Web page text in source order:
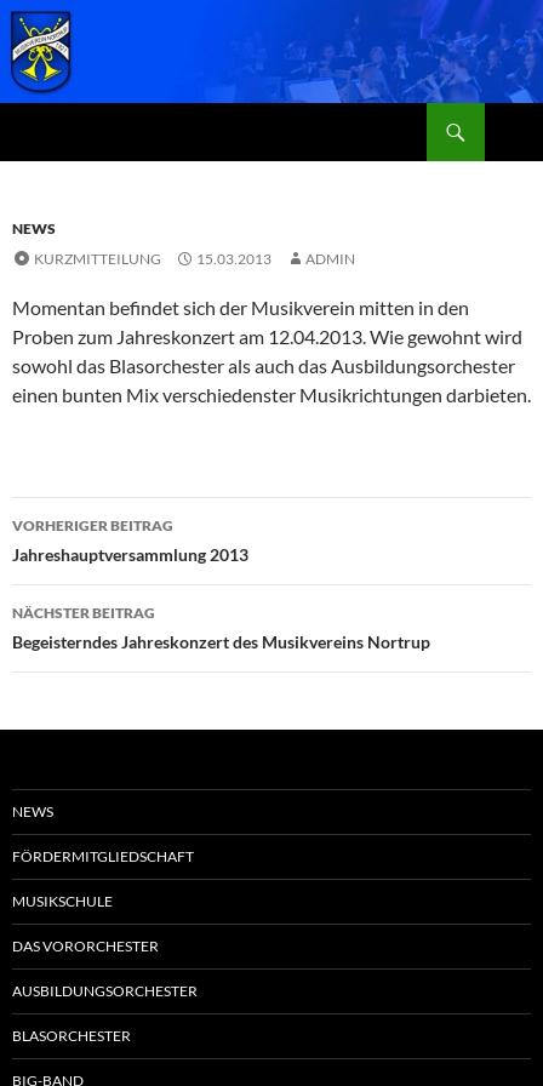
Zum
Inhalt
springen
NEWS
KURZMITTEILUNG
15.03.2013 ADMIN
Momentan befindet sich der Musikverein mitten in den
Proben zum Jahreskonzert am 12.04.2013. Wie gewohnt wird
sowohl das Blasorchester als auch das Ausbildungsorchester
einen bunten Mix verschiedenster Musikrichtungen darbieten.
Beitragsnavigation
VORHERIGER BEITRAG
Jahreshauptversammlung 2013
NÄCHSTER BEITRAG
Begeisterndes Jahreskonzert des Musikvereins Nortrup
NEWS
FÖRDERMITGLIEDSCHAFT
MUSIKSCHULE
DAS VORORCHESTER
AUSBILDUNGSORCHESTER
BLASORCHESTER
BIG-BAND